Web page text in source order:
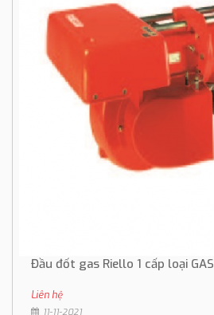
Đầu đốt gas Riello 1 cấp loại GAS
Liên hệ
11-11-2021